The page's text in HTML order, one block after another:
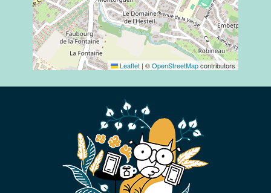
Leaflet | ©OpenStreetMapcontributors